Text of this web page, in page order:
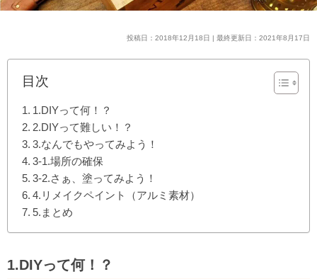
投稿日：2018年12月18日 | 最終更新日：2021年8月17日
目次
1.DIYって何！？
2.DIYって難しい！？
3.なんでもやってみよう！
3-1.場所の確保
3-2.さぁ、塗ってみよう！
4.リメイクペイント（アルミ素材）
5.まとめ
1.DIYって何！？